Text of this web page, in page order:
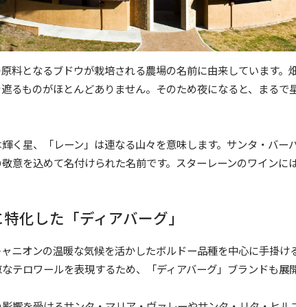
料となるブドウが栽培される農場の名前に由来しています。
るものがほとんどありません。そのため夜になると、まるで
く星、「レーン」は連なる山々を意味します。サンタ・バー
意を込めて名付けられた名前です。スターレーンのワインに
化した「ディアバーグ」
ニオンの温暖な気候を活かしたボルドー品種を中心に手掛け
テロワールを表現するため、「ディアバーグ」ブランドも展